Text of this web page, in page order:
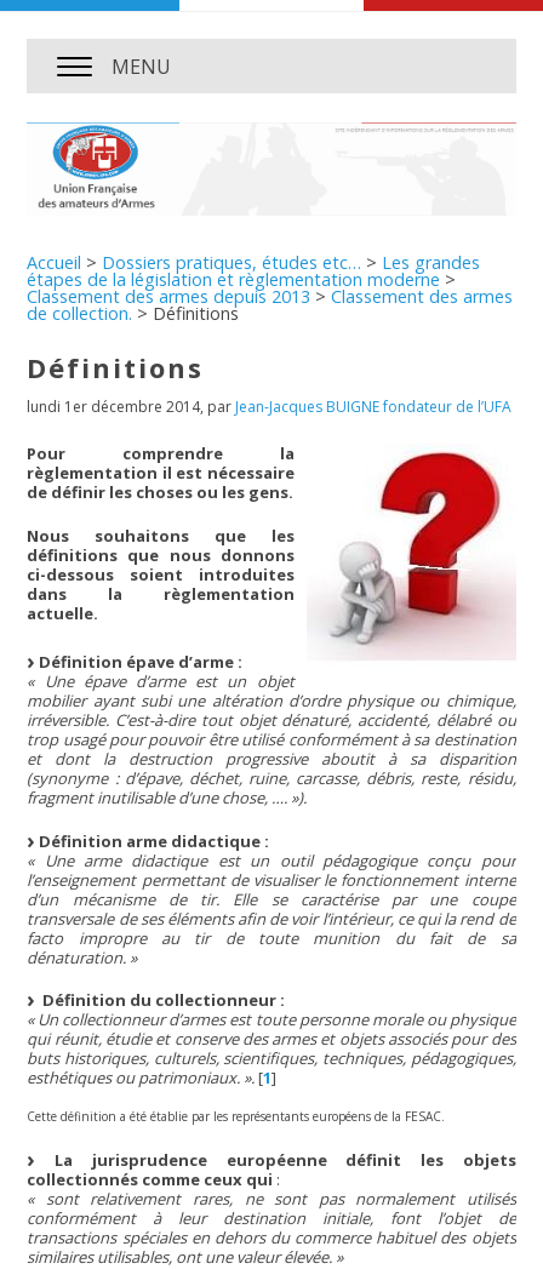
MENU
Accueil > Dossiers pratiques, études etc… > Les grandes
étapes de la législation et règlementation moderne >
Classement des armes depuis 2013 >Classement des armes
de collection. > Définitions
Définitions
lundi 1er décembre 2014, par Jean-Jacques BUIGNE fondateur de l’UFA
Pour comprendre la
règlementation il est nécessaire
de définir les choses ou les gens.
Nous souhaitons que les
définitions que nous donnons
ci-dessous soient introduites
dans la règlementation
actuelle.
Définition épave d’arme :
« Une épave d’arme est un objet
mobilier ayant subi une altération d’ordre physique ou chimique,
irréversible. C’est-à-dire tout objet dénaturé, accidenté, délabré ou
trop usagé pour pouvoir être utilisé conformément à sa destination
et dont la destruction progressive aboutit à sa disparition
(synonyme : d’épave, déchet, ruine, carcasse, débris, reste, résidu,
fragment inutilisable d’une chose, …. »).
Définition arme didactique :
« Une arme didactique est un outil pédagogique conçu pour
l’enseignement permettant de visualiser le fonctionnement interne
d’un mécanisme de tir. Elle se caractérise par une coupe
transversale de ses éléments afin de voir l’intérieur, ce qui la rend de
facto impropre au tir de toute munition du fait de sa
dénaturation. »
Définition du collectionneur :
« Un collectionneur d’armes est toute personne morale ou physique
qui réunit, étudie et conserve des armes et objets associés pour des
buts historiques, culturels, scientifiques, techniques, pédagogiques,
esthétiques ou patrimoniaux. ».[1]
Cette définition a été établie par les représentants européens de la FESAC.
La jurisprudence européenne définit les objets
collectionnés comme ceux qui :
« sont relativement rares, ne sont pas normalement utilisés
conformément à leur destination initiale, font l’objet de
transactions spéciales en dehors du commerce habituel des objets
similaires utilisables, ont une valeur élevée. »